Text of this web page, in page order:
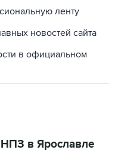
новостей сайта
в официальном